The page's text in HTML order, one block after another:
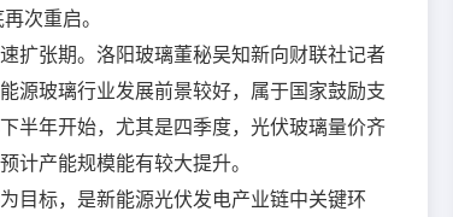
次重启。
扩张期。洛阳玻璃董秘吴知新向财联社记者
源玻璃行业发展前景较好，属于国家鼓励支
半年开始，尤其是四季度，光伏玻璃量价齐
计产能规模能有较大提升。
目标，是新能源光伏发电产业链中关键环
*公司名称